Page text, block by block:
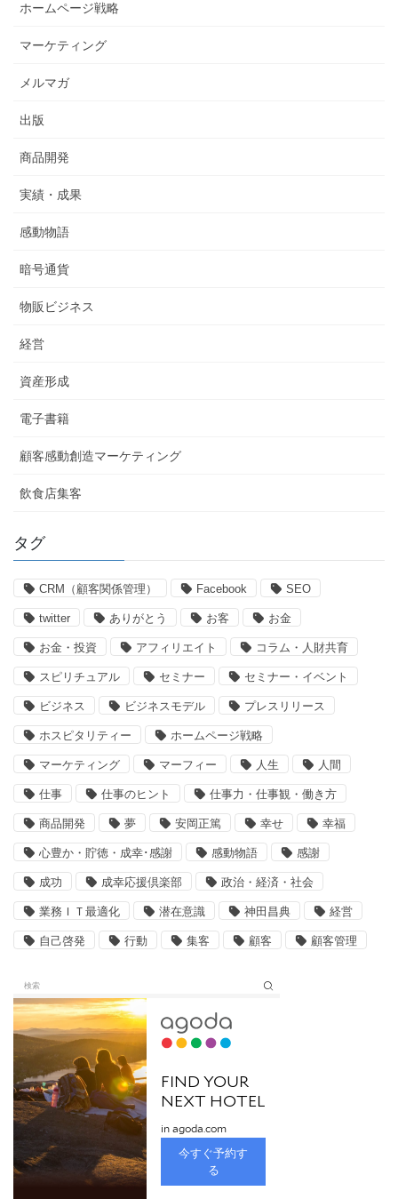
ホームページ戦略
マーケティング
メルマガ
出版
商品開発
実績・成果
感動物語
暗号通貨
物販ビジネス
経営
資産形成
電子書籍
顧客感動創造マーケティング
飲食店集客
タグ
CRM（顧客関係管理） Facebook SEO
twitter ありがとう お客 お金
お金・投資 アフィリエイト コラム・人財共育
スピリチュアル セミナー セミナー・イベント
ビジネス ビジネスモデル プレスリリース
ホスピタリティー ホームページ戦略
マーケティング マーフィー 人生 人間
仕事 仕事のヒント 仕事力・仕事観・働き方
商品開発 夢 安岡正篤 幸せ 幸福
心豊か・貯徳・成幸･感謝 感動物語 感謝
成功 成幸応援倶楽部 政治・経済・社会
業務ＩＴ最適化 潜在意識 神田昌典 経営
自己啓発 行動 集客 顧客 顧客管理